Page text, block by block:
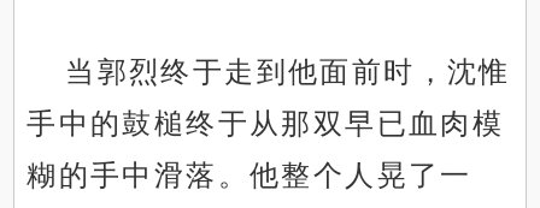
当郭烈终于走到他面前时，沈惟
手中的鼓槌终于从那双早已血肉模
糊的手中滑落。他整个人晃了一